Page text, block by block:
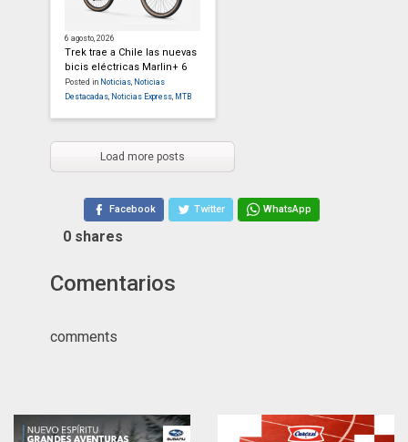
6 agosto, 2026
Trek trae a Chile las nuevas
bicis eléctricas Marlin+ 6
Posted in Noticias Noticias
Destacadas Noticias Express MTB
Load more posts
Facebook Twitter WhatsApp
0 shares
Comentarios
comments